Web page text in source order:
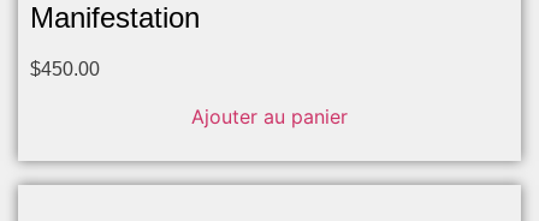
Manifestation
$450.00
Ajouter au panier